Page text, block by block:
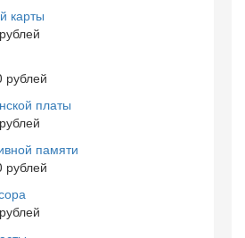
карты
рублей
платы
памяти
рублей